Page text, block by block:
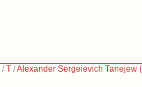
/T /Alexander Sergeievich Tanejew